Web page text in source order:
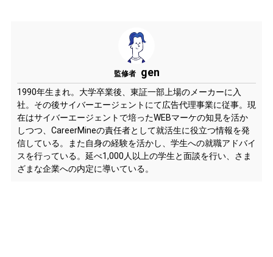
監修者 gen
1990年生まれ。大学卒業後、東証一部上場のメーカーに入
社。その後サイバーエージェントにて広告代理事業に従事。現
在はサイバーエージェントで培ったWEBマーケの知見を活か
しつつ、CareerMineの責任者として就活生に役立つ情報を発
信している。また自身の経験を活かし、学生への就職アドバイ
スを行っている。延べ1,000人以上の学生と面談を行い、さま
ざまな企業への内定に導いている。